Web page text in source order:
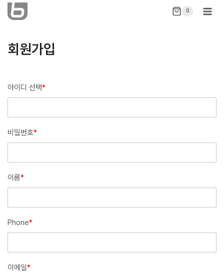
Skip
0
회원가입
아이디 선택*
비밀번호*
이름*
Phone*
이메일*